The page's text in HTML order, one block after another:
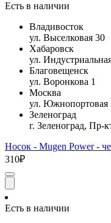
Есть в наличии
Владивосток
ул. Выселковая 30
Хабаровск
ул.
Благовещенск
ул. Воронкова 1
Москва
ул. Южнопортовая
Зеленоград
г. Зеленоград, Пр-
Носок - Mugen Power -
310₽
Есть в наличии